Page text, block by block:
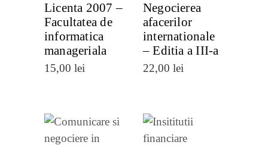
Licenta 2007 –
Facultatea de
informatica
manageriala
15,00 lei
Negocierea
afacerilor
internationale
– Editia a III-a
22,00 lei
VEZI VEZI